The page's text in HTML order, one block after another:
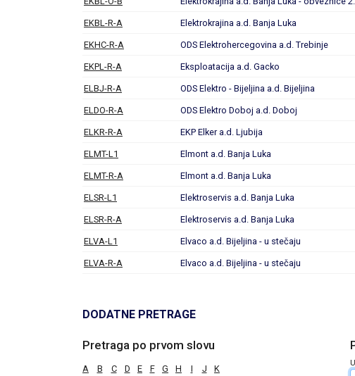
EKBL-R-A Elektrokrajina a.d. Banja Luka
EKHC-R-A ODS Elektrohercegovina a.d. Trebinje
EKPL-R-A Eksploatacija a.d. Gacko
ELBJ-R-A ODS Elektro - Bijeljina a.d. Bijeljina
ELDO-R-A ODS Elektro Doboj a.d. Doboj
ELKR-R-A EKP Elker a.d. Ljubija
ELMT-L1 Elmont a.d. Banja Luka
ELMT-R-A Elmont a.d. Banja Luka
ELSR-L1 Elektroservis a.d. Banja Luka
ELSR-R-A Elektroservis a.d. Banja Luka
ELVA-L1 Elvaco a.d. Bijeljina - u stečaju
ELVA-R-A Elvaco a.d. Bijeljina - u stečaju
DODATNE PRETRAGE
Pretraga po prvom slovu
A B C D E F G H I J K